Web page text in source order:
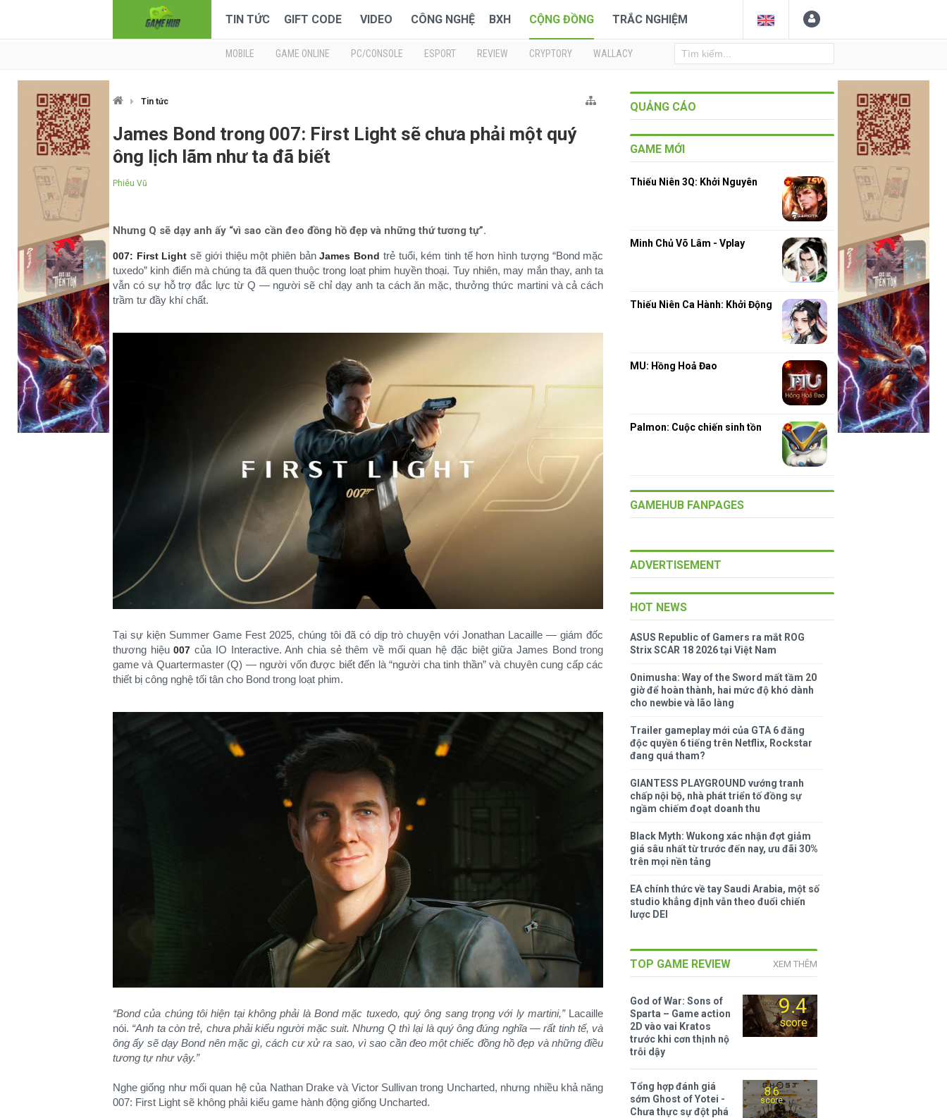
TIN TỨC GIFT CODE VIDEO CÔNG NGHỆ BXH CỘNG ĐỒNG TRẮC NGHIỆM
MOBILE GAME ONLINE PC/CONSOLE ESPORT REVIEW CRYPTORY WALLACY
Tin tức
James Bond trong 007: First Light sẽ chưa phải một quý
ông lịch lãm như ta đã biết
Phiêu Vũ
Nhưng Q sẽ dạy anh ấy “vì sao cần đeo đồng hồ đẹp và những thứ tương tự”.
007: First Light sẽ giới thiệu một phiên bảnJames Bond trẻ tuổi, kém tinh tế hơn hình tượng “Bond mặc
tuxedo” kinh điển mà chúng ta đã quen thuộc trong loạt phim huyền thoại. Tuy nhiên, may mắn thay, anh ta
vẫn có sự hỗ trợ đắc lực từ Q — người sẽ chỉ dạy anh ta cách ăn mặc, thưởng thức martini và cả cách
trầm tư đầy khí chất.
Tại sự kiện Summer Game Fest 2025, chúng tôi đã có dịp trò chuyện với Jonathan Lacaille — giám đốc
thương hiệu007 của IO Interactive. Anh chia sẻ thêm về mối quan hệ đặc biệt giữa James Bond trong
game và Quartermaster (Q) — người vốn được biết đến là “người cha tinh thần” và chuyên cung cấp các
thiết bị công nghệ tối tân cho Bond trong loạt phim.
“Bond của chúng tôi hiện tại không phải là Bond mặc tuxedo, quý ông sang trọng với ly martini,”Lacaille
nói. “Anh ta còn trẻ, chưa phải kiểu người mặc suit. Nhưng Q thì lại là quý ông đúng nghĩa — rất tinh tế, và
ông ấy sẽ dạy Bond nên mặc gì, cách cư xử ra sao, vì sao cần đeo một chiếc đồng hồ đẹp và những điều
tương tự như vậy.”
Nghe giống như mối quan hệ của Nathan Drake và Victor Sullivan trong Uncharted, nhưng nhiều khả năng
007: First Light sẽ không phải kiểu game hành động giống Uncharted.
QUẢNG CÁO
GAME MỚI
Thiếu Niên 3Q: Khởi Nguyên
Minh Chủ Võ Lâm - Vplay
Thiếu Niên Ca Hành: Khởi Động
MU: Hồng Hoả Đao
Palmon: Cuộc chiến sinh tồn
GAMEHUB FANPAGES
ADVERTISEMENT
HOT NEWS
ASUS Republic of Gamers ra mắt ROG
Strix SCAR 18 2026 tại Việt Nam
Onimusha: Way of the Sword mất tầm 20
giờ để hoàn thành, hai mức độ khó dành
cho newbie và lão làng
Trailer gameplay mới của GTA 6 đăng
độc quyền 6 tiếng trên Netflix, Rockstar
đang quá tham?
GIANTESS PLAYGROUND vướng tranh
chấp nội bộ, nhà phát triển tố đồng sự
ngầm chiếm đoạt doanh thu
Black Myth: Wukong xác nhận đợt giảm
giá sâu nhất từ trước đến nay, ưu đãi 30%
trên mọi nền tảng
EA chính thức về tay Saudi Arabia, một số
studio khẳng định vẫn theo đuổi chiến
lược DEI
TOP GAME REVIEW XEM THÊM
9.4
score
God of War: Sons of
Sparta – Game action
2D vào vai Kratos
trước khi cơn thịnh nộ
trỗi dậy
8.6
score
Tổng hợp đánh giá
sớm Ghost of Yotei -
Chưa thực sự đột phá